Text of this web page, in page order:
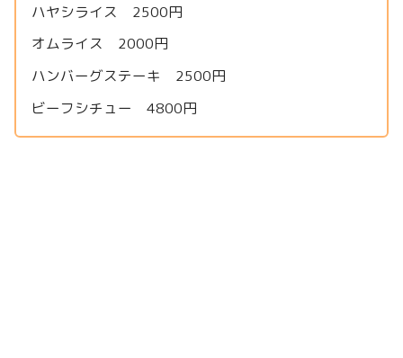
ハヤシライス 2500円
オムライス 2000円
ハンバーグステーキ 2500円
ビーフシチュー 4800円